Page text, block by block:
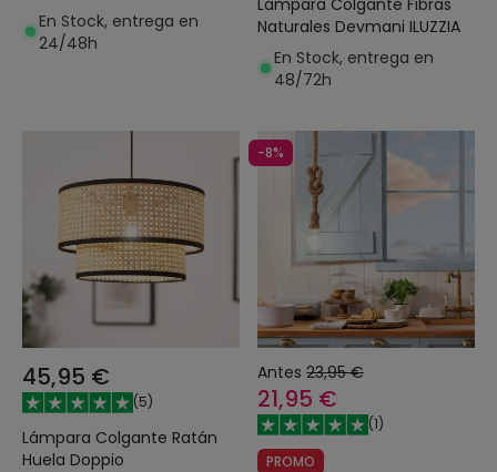
En Stock, entrega en
24/48h
Naturales Devmani ILUZZIA
En Stock, entrega en
48/72h
45,95 €
(5)
Lámpara Colgante Ratán
Huela Doppio
-8%
Antes 23,95 €
21,95 €
(1)
PROMO